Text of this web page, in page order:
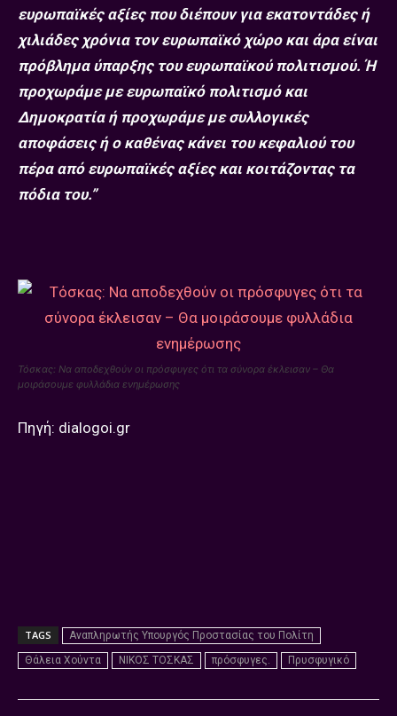
ευρωπαϊκές αξίες που διέπουν για εκατοντάδες ή
χιλιάδες χρόνια τον ευρωπαϊκό χώρο και άρα είναι
πρόβλημα ύπαρξης του ευρωπαϊκού πολιτισμού. Ή
προχωράμε με ευρωπαϊκό πολιτισμό και
Δημοκρατία ή προχωράμε με συλλογικές
αποφάσεις ή ο καθένας κάνει του κεφαλιού του
πέρα από ευρωπαϊκές αξίες και κοιτάζοντας τα
πόδια του.”
Τόσκας: Να αποδεχθούν οι πρόσφυγες ότι τα σύνορα έκλεισαν – Θα
μοιράσουμε φυλλάδια ενημέρωσης
Πηγή: dialogoi.gr
TAGS
Αναπληρωτής Υπουργός Προστασίας του Πολίτη
Θάλεια Χούντα
ΝΙΚΟΣ ΤΟΣΚΑΣ πρόσφυγες. Πρυσφυγικό